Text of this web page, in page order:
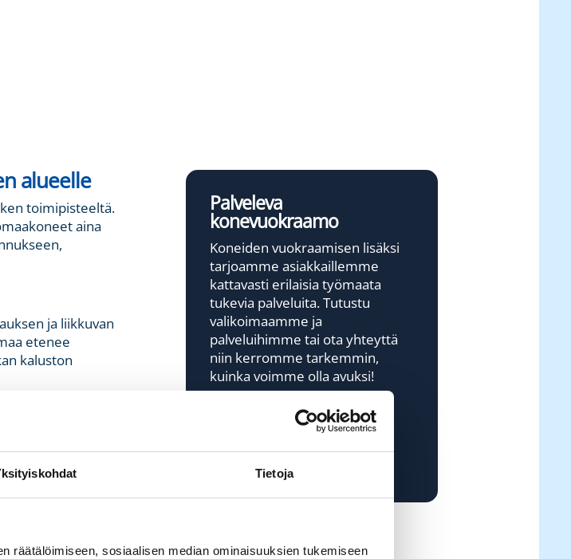
Tietoja
räätälöimiseen, sosiaalisen median ominaisuuksien tukemiseen
alueelle
toimipisteeltä.
aina
ja liikkuvan
etenee
kaluston
yli 50 vuoden
projekteihin.
Palveleva
konevuokraamo
Koneiden vuokraamisen lisäksi
tarjoamme asiakkaillemme
kattavasti erilaisia työmaata
tukevia palveluita. Tutustu
valikoimaamme ja
palveluihimme tai ota yhteyttä
niin kerromme tarkemmin,
kuinka voimme olla avuksi!
Vuokrakoneet